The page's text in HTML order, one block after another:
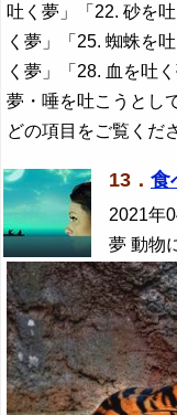
吐く夢」「22. 砂を
く夢」「25. 蜘蛛を
く夢」「28. 血を吐
夢・唾を吐こうとし
どの項目をご覧くだ
13． 食
2021年
夢 動物